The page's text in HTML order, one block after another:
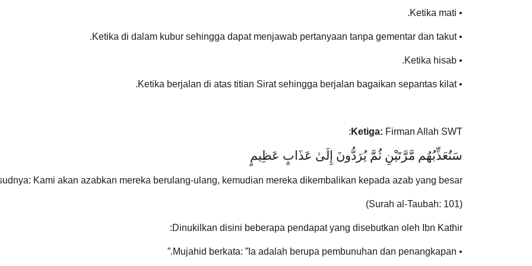
• Ketika mati.
• Ketika di dalam kubur sehingga dapat menjawab pertanyaan tanpa gementar dan takut.
• Ketika hisab.
• Ketika berjalan di atas titian Sirat sehingga berjalan bagaikan sepantas kilat.
Ketiga: Firman Allah SWT:
سَنُعَذِّبُهُم مَّرَّتَيْنِ ثُمَّ يُرَدُّونَ إِلَىٰ عَذَابٍ عَظِيمٍ
Kami akan azabkan mereka berulang-ulang, kemudian mereka dikembalikan kepada azab yang besar.
(Surah al-Taubah: 101)
Dinukilkan disini beberapa pendapat yang disebutkan oleh Ibn Kathir:
• Mujahid berkata: ”Ia adalah berupa pembunuhan dan penangkapan.”